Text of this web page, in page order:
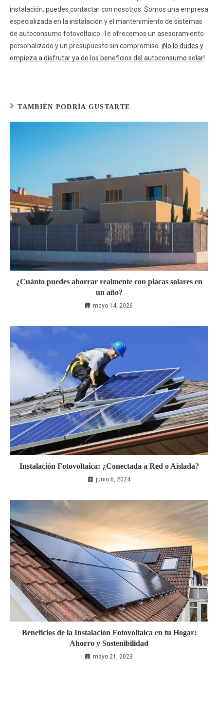
instalación, puedes contactar con nosotros. Somos una empresa
especializada en la instalación y el mantenimiento de sistemas
de autoconsumo fotovoltaico. Te ofrecemos un asesoramiento
personalizado y un presupuesto sin compromiso. ¡No lo dudes y
empieza a disfrutar ya de los beneficios del autoconsumo solar!
TAMBIÉN PODRÍA GUSTARTE
¿Cuánto puedes ahorrar realmente con placas solares en
un año?
mayo 14, 2026
Instalación Fotovoltaica: ¿Conectada a Red o Aislada?
junio 6, 2024
Beneficios de la Instalación Fotovoltaica en tu Hogar:
Ahorro y Sostenibilidad
mayo 21, 2023